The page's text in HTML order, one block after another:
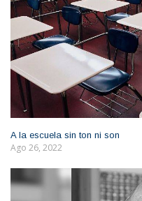
A la escuela sin ton ni son
Ago 26, 2022